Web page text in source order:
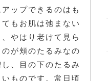
ップできるのはも
もお肌は弛まない
やはり老けて見ら
が頬のたるみなの
、目の下のたるみ
ものです。常日頃